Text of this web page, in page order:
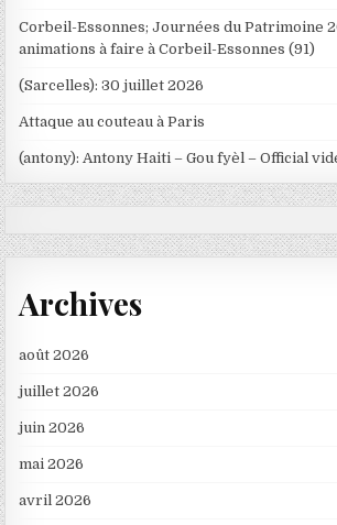
Corbeil-Essonnes; Journées du Patrimoine
animations à faire à Corbeil-Essonnes (91)
(Sarcelles): 30 juillet 2026
Attaque au couteau à Paris
(antony): Antony Haiti – Gou fyèl – Official
Archives
août 2026
juillet 2026
juin 2026
mai 2026
avril 2026